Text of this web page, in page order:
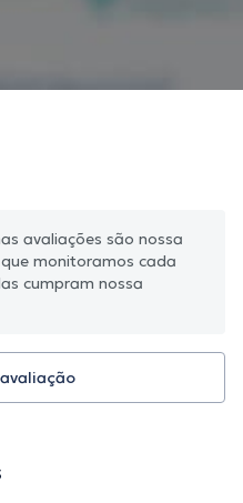
avaliações são nossa
monitoramos cada
cumpram nossa